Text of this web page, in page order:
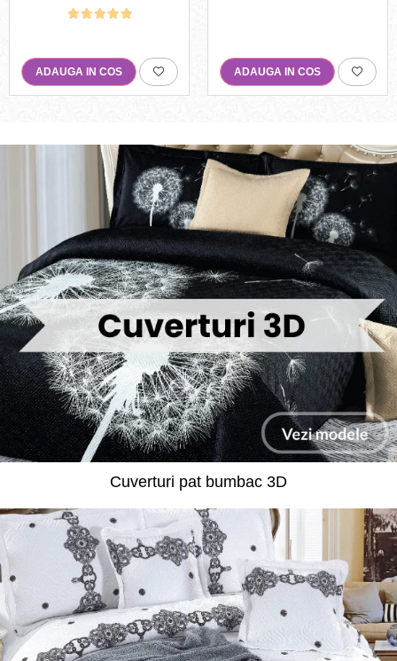
ADAUGA IN COS ADAUGA IN COS
Cuverturi pat bumbac 3D